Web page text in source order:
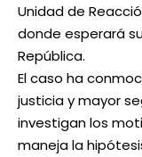
Unidad de
donde esperará
República.
El caso ha
justicia y mayor
investigan los
maneja la